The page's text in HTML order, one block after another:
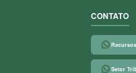
CONTATO
Setor